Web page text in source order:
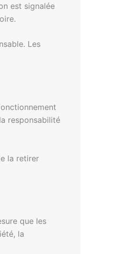
est signalée
Les
responsabilité
la retirer
que les
la